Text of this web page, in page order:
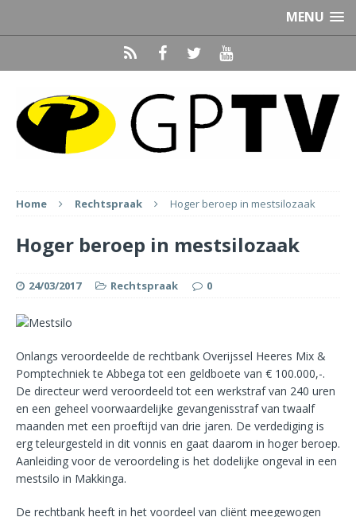
MENU
Home Rechtspraak Hoger beroep in mestsilozaak
Hoger beroep in mestsilozaak
24/03/2017 Rechtspraak 0
Onlangs veroordeelde de rechtbank Overijssel Heeres Mix &
Pomptechniek te Abbega tot een geldboete van € 100.000,-.
De directeur werd veroordeeld tot een werkstraf van 240 uren
en een geheel voorwaardelijke gevangenisstraf van twaalf
maanden met een proeftijd van drie jaren. De verdediging is
erg teleurgesteld in dit vonnis en gaat daarom in hoger beroep.
Aanleiding voor de veroordeling is het dodelijke ongeval in een
mestsilo in Makkinga.
De rechtbank heeft in het voordeel van cliënt meegewogen